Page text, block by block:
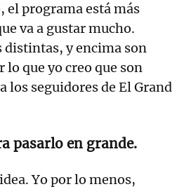
el programa está más
va a gustar mucho.
distintas, y encima son
que yo creo que son
los seguidores de El Grand
pasarlo en grande.
Yo por lo menos,